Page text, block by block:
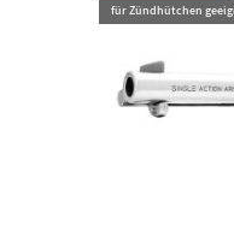
für Zündhütchen